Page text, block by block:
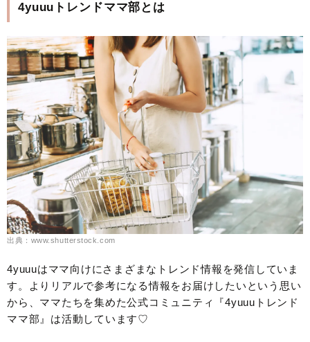
4yuuuトレンドママ部とは
出典：www.shutterstock.com
4yuuuはママ向けにさまざまなトレンド情報を発信していま
す。よりリアルで参考になる情報をお届けしたいという思い
から、ママたちを集めた公式コミュニティ『4yuuuトレンド
ママ部』は活動しています♡